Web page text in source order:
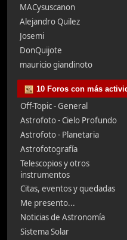
MACysuscanon
Alejandro Quilez
Josemi
DonQuijote
mauricio giandinoto
10 Foros con más
Off-Topic - General
Astrofoto - Cielo Profundo
Astrofoto - Planetaria
Astrofotografía
Telescopios y otros
instrumentos
Citas, eventos y quedadas
Me presento...
Noticias de Astronomía
Sistema Solar